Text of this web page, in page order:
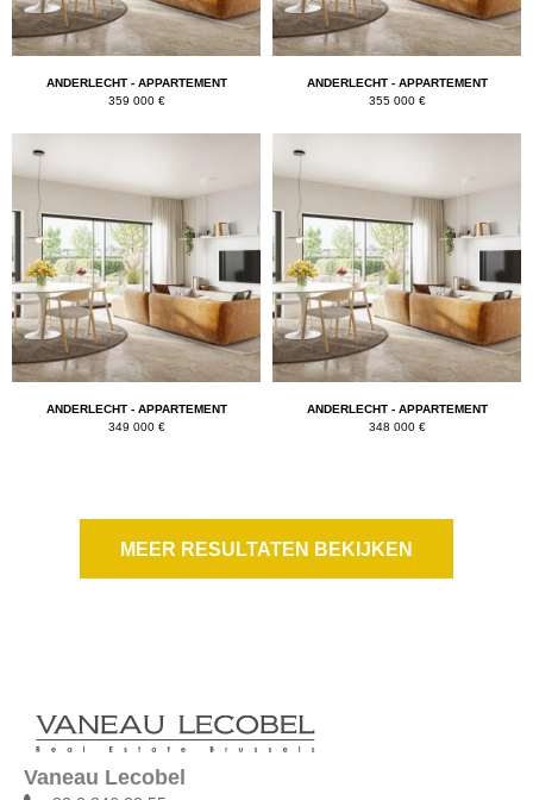
ANDERLECHT - APPARTEMENT
359 000 €
ANDERLECHT - APPARTEMENT
355 000 €
ANDERLECHT - APPARTEMENT
349 000 €
ANDERLECHT - APPARTEMENT
348 000 €
MEER RESULTATEN BEKIJKEN
Vaneau Lecobel